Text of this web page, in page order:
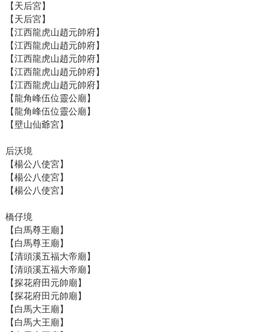
【天后宮】
【天后宮】
【江西龍虎山趙元帥府】
【江西龍虎山趙元帥府】
【江西龍虎山趙元帥府】
【江西龍虎山趙元帥府】
【江西龍虎山趙元帥府】
【龍角峰伍位靈公廟】
【龍角峰伍位靈公廟】
【壁山仙爺宮】
后沃境
【楊公八使宮】
【楊公八使宮】
【楊公八使宮】
橋仔境
【白馬尊王廟】
【白馬尊王廟】
【清頭溪五福大帝廟】
【清頭溪五福大帝廟】
【探花府田元帥廟】
【探花府田元帥廟】
【白馬大王廟】
【白馬大王廟】